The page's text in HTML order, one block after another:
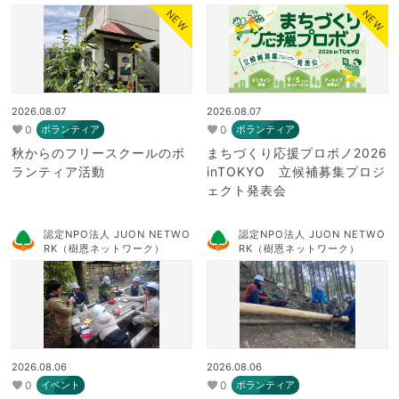
NEW
2026.08.07
0 ボランティア
秋からのフリースクールのボ
ランティア活動
NEW
2026.08.07
0 ボランティア
まちづくり応援プロボノ2026
inTOKYO 立候補募集プロジ
ェクト発表会
認定NPO法人 JUON NETWO
RK（樹恩ネットワーク）
2026.08.06
0 イベント
認定NPO法人 JUON NETWO
RK（樹恩ネットワーク）
2026.08.06
0 ボランティア